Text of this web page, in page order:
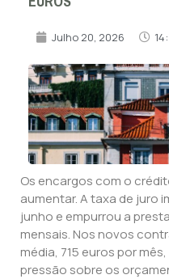
Julho 20, 2026
Os encargos com o
aumentar. A taxa de juro
junho e empurrou a
mensais. Nos novos
média, 715 euros por
pressão sobre os